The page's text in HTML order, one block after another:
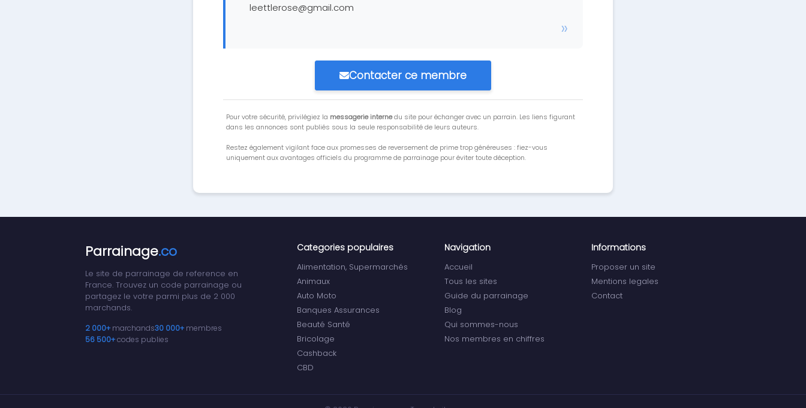
leettlerose@gmail.com
Contacter ce membre
Pour votre sécurité, privilégiez la messagerie internedu site pour échanger avec un parrain. Les liens figurant
dans les annonces sont publiés sous la seule responsabilité de leurs auteurs.
Restez également vigilant face aux promesses de reversement de prime trop généreuses : fiez-vous
uniquement aux avantages officiels du programme de parrainage pour éviter toute déception.
Parrainage.co
Le site de parrainage de reference en
France. Trouvez un code parrainage ou
partagez le votre parmi plus de 2 000
marchands.
2 000+ marchands30 000+ membres
56 500+codes publies
Categories populaires
Alimentation, Supermarchés
Animaux
Auto Moto
Banques Assurances
Beauté Santé
Bricolage
Cashback
CBD
Navigation
Accueil
Tous les sites
Guide du parrainage
Blog
Qui sommes-nous
Nos membres en chiffres
Informations
Proposer un site
Mentions legales
Contact